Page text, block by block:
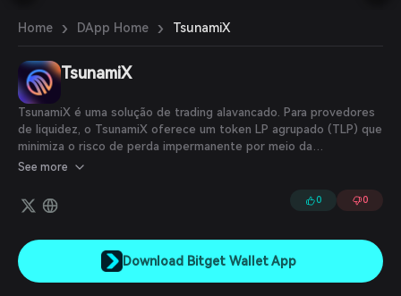
ภาษาไทย
العربية
বাংলা
Español
Português (Brasil)
Español (Argentina)
Home › DApp Home › TsunamiX
TsunamiX
TsunamiX é uma solução de trading alavancado. Para provedores
de liquidez, o TsunamiX oferece um token LP agrupado (TLP) que
minimiza o risco de perda impermanente por meio da
diversificação entre criptomoedas blue chip e stablecoins, ao
trading alavancado além das taxas de swap. Para os traders, o
TsunamiX oferece uma forma de operar com impacto de preço
spread reduzido e colateral que valoriza ao longo do tempo.
See more
0 0
Download Bitget Wallet App